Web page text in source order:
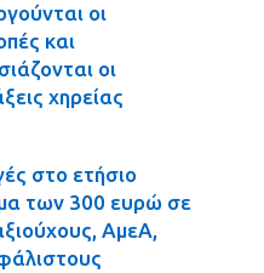
οι
και
οι
χηρείας
στο ετήσιο
των 300 ευρώ σε
ΑμεΑ,